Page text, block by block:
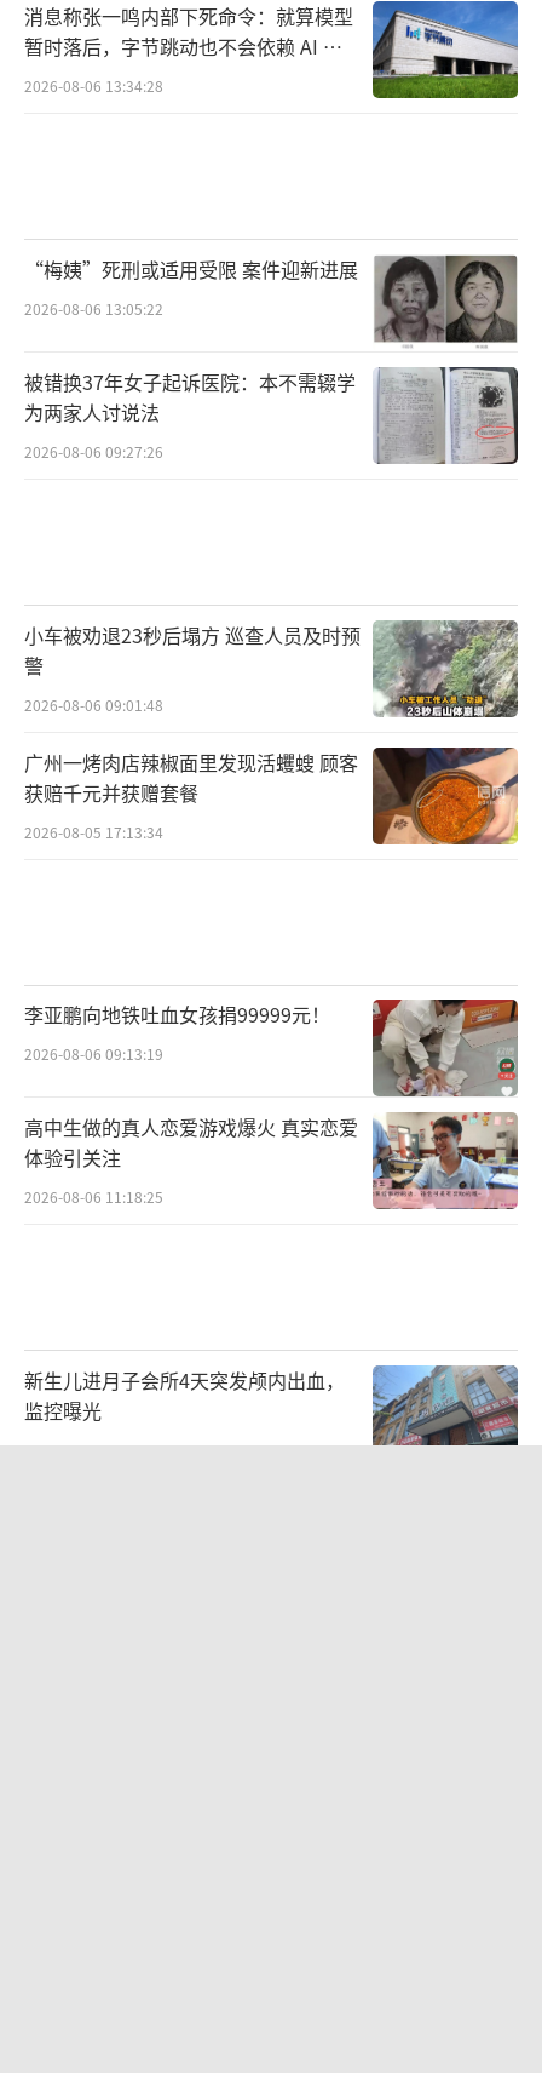
消息称张一鸣内部下死命令：就算模型
暂时落后，字节跳动也不会依赖 AI 蒸
馏技术
2026-08-06 13:34:28
“梅姨”死刑或适用受限 案件迎新进展
2026-08-06 13:05:22
被错换37年女子起诉医院：本不需辍学
为两家人讨说法
2026-08-06 09:27:26
小车被劝退23秒后塌方 巡查人员及时预
警
2026-08-06 09:01:48
广州一烤肉店辣椒面里发现活蠼螋 顾客
获赔千元并获赠套餐
2026-08-05 17:13:34
李亚鹏向地铁吐血女孩捐99999元！
2026-08-06 09:13:19
高中生做的真人恋爱游戏爆火 真实恋爱
体验引关注
2026-08-06 11:18:25
新生儿进月子会所4天突发颅内出血，
监控曝光
2026-08-06 08:54:43